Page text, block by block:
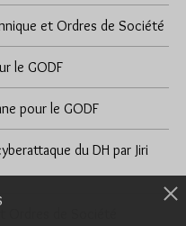
et Ordres de Société
le GODF
pour le GODF
du DH par Jiri